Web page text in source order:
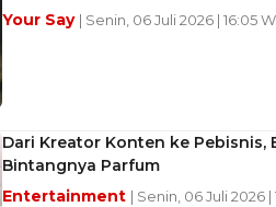
Your Say | Senin, 06 Juli 2026 | 16:05
Dari Kreator Konten ke Pebisnis,
Bintangnya Parfum
Entertainment | Senin, 06 Juli 2026 |